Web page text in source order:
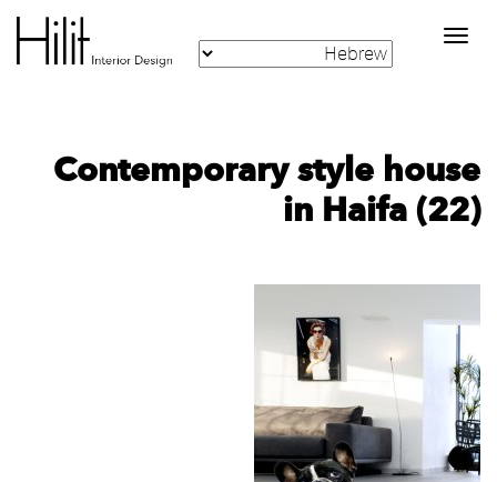
Toggle
navigation
Contemporary style house
in Haifa (22)